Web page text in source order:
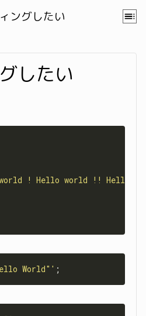
ングしたい
したい
! Hello world !! Hello
World"'